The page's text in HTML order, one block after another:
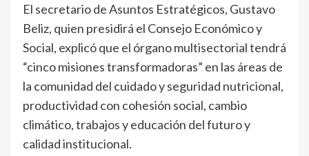
El secretario de Asuntos Estratégicos, Gustavo
Beliz, quien presidirá el Consejo Económico y
Social, explicó que el órgano multisectorial tendrá
“cinco misiones transformadoras” en las áreas de
la comunidad del cuidado y seguridad nutricional,
productividad con cohesión social, cambio
climático, trabajos y educación del futuro y
calidad institucional.